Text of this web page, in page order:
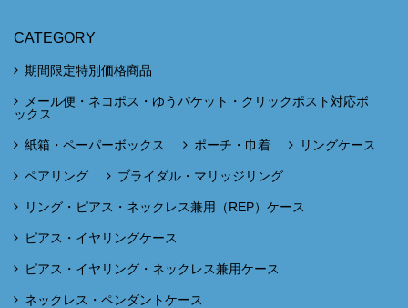
CATEGORY
期間限定特別価格商品
メール便・ネコポス・ゆうパケット・クリックポスト対応ボ
ックス
紙箱・ペーパーボックス ポーチ・巾着 リングケース
ペアリング ブライダル・マリッジリング
リング・ピアス・ネックレス兼用（REP）ケース
ピアス・イヤリングケース
ピアス・イヤリング・ネックレス兼用ケース
ネックレス・ペンダントケース